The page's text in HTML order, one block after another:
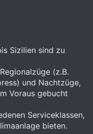
Sizilien sind zu
(z.B.
und Nachtzüge,
Voraus gebucht
Serviceklassen,
bieten.